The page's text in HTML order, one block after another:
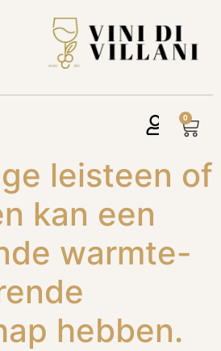
0
leisteen of
kan een
warmte-
hebben.